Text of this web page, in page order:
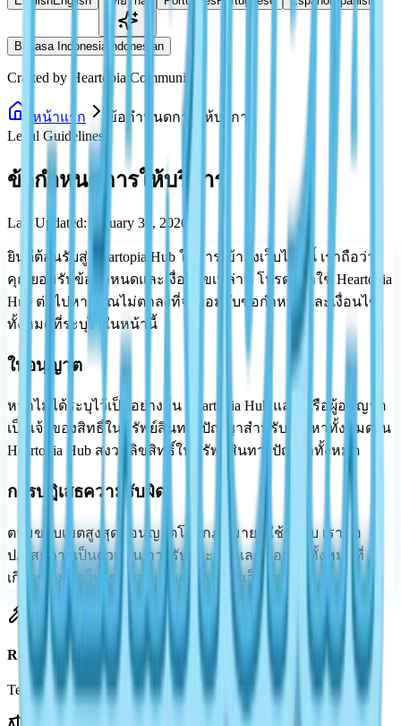
Bahasa Indonesia Indonesian
Crafted by Heartopia Community
หน้าแรก
ข้อกำหนดการให้บริการ
Legal Guidelines
ข้อกำหนดการให้บริการ
Last Updated: January 30, 2026
ยินดีต้อนรับสู่ Heartopia Hub ในการเข้าถึงเว็บไซต์นี้ เราถือว่า
คุณยอมรับข้อกำหนดและเงื่อนไขเหล่านี้ โปรดอย่าใช้ Heartopia
Hub ต่อไปหากคุณไม่ตกลงที่จะยอมรับข้อกำหนดและเงื่อนไข
ทั้งหมดที่ระบุไว้ในหน้านี้
ใบอนุญาต
หากไม่ได้ระบุไว้เป็นอย่างอื่น Heartopia Hub และ/หรือผู้อนุญาต
เป็นเจ้าของสิทธิ์ในทรัพย์สินทางปัญญาสำหรับเนื้อหาทั้งหมดใน
Heartopia Hub สงวนลิขสิทธิ์ในทรัพย์สินทางปัญญาทั้งหมด
การปฏิเสธความรับผิด
ตามขอบเขตสูงสุดที่อนุญาตโดยกฎหมายที่ใช้บังคับ เราขอ
ปฏิเสธการเป็นตัวแทน การรับประกัน และเงื่อนไขทั้งหมดที่
เกี่ยวข้องกับเว็บไซต์ของเราและการใช้เว็บไซต์นี้
Rules of Play
Terms for using our site